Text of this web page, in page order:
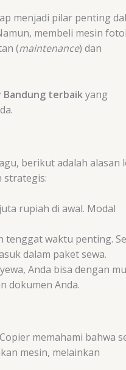
menjadi pilar penting
membeli mesin
(maintenance) dan
Bandung terbaikyang
berikut adalah alasan
strategis:
rupiah di awal. Modal
tenggat waktu penting.
dalam paket sewa.
Anda bisa dengan
dokumen Anda.
memahami bahwa
mesin, melainkan